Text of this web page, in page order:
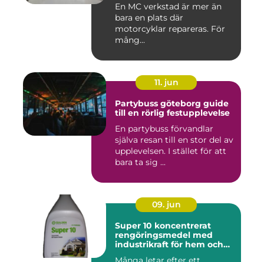
En MC verkstad är mer än
bara en plats där
motorcyklar repareras. För
mång...
11. jun
Partybuss göteborg guide
till en rörlig festupplevelse
En partybuss förvandlar
själva resan till en stor del av
upplevelsen. I stället för att
bara ta sig ...
09. jun
Super 10 koncentrerat
rengöringsmedel med
industrikraft för hem och